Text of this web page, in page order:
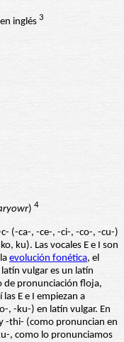
en inglés 3
) 4
(-ca-, -ce-, -ci-, -co-, -cu-)
ku). Las vocales E e I son
evolución fonética, el
vulgar es un latín
de pronunciación floja,
E e I empiezan a
, -ku-) en latín vulgar. En
-thi- (como pronuncian en
, como lo pronunciamos